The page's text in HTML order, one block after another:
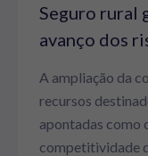
Seguro rural
avanço dos
A ampliação da
recursos
apontadas como
competitividade